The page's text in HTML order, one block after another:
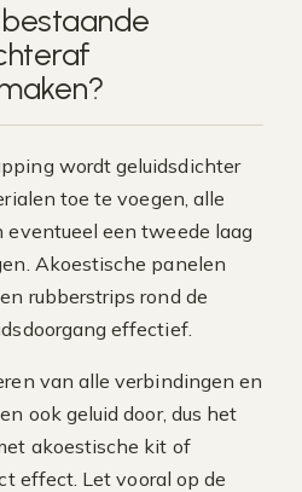
wordt geluidsdichter
toe te voegen, alle
een tweede laag
Akoestische panelen
rubberstrips rond de
effectief.
van alle verbindingen en
ook geluid door, dus het
akoestische kit of
effect. Let vooral op de